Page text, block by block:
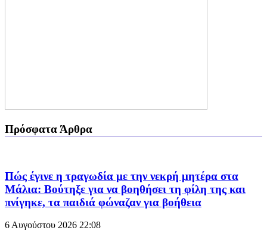
Πρόσφατα Άρθρα
Πώς έγινε η τραγωδία με την νεκρή μητέρα στα
Μάλια: Βούτηξε για να βοηθήσει τη φίλη της και
πνίγηκε, τα παιδιά φώναζαν για βοήθεια
6 Αυγούστου 2026 22:08